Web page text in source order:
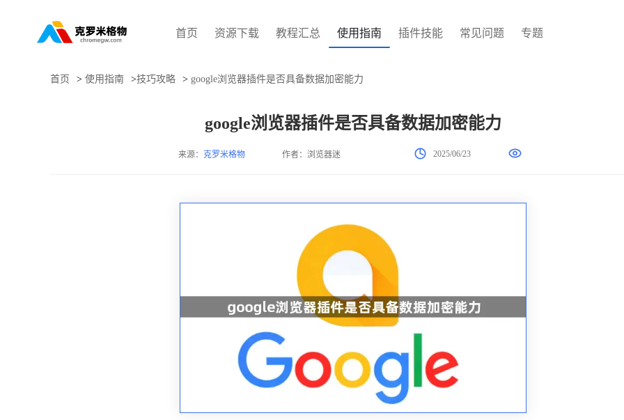
首页 资源下载 教程汇总 使用指南 插件技能 常见问题 专题
首页 > 使用指南 >技巧攻略 > google浏览器插件是否具备数据加密能力
google浏览器插件是否具备数据加密能力
来源： 克罗米格物 作者：浏览器迷 2025/06/23